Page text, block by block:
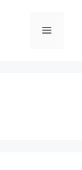
Menu